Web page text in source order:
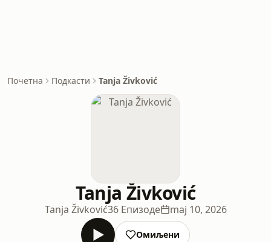
Почетна Подкасти Tanja Živković
Tanja Živković
Tanja Živković36 Епизоде maj 10, 2026
Омиљени